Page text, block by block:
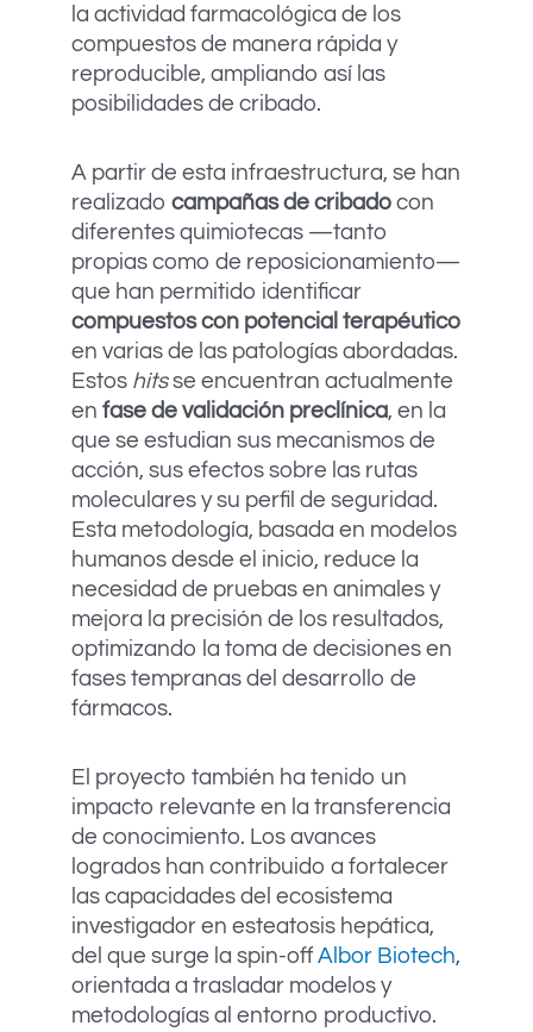
la actividad farmacológica de los
compuestos de manera rápida y
reproducible, ampliando así las
posibilidades de cribado.
A partir de esta infraestructura, se han
realizado campañas de cribado con
diferentes quimiotecas —tanto
propias como de reposicionamiento—
que han permitido identificar
compuestos con potencial terapéutico
en varias de las patologías abordadas.
Estos hitsse encuentran actualmente
en fase de validación preclínica, en la
que se estudian sus mecanismos de
acción, sus efectos sobre las rutas
moleculares y su perfil de seguridad.
Esta metodología, basada en modelos
humanos desde el inicio, reduce la
necesidad de pruebas en animales y
mejora la precisión de los resultados,
optimizando la toma de decisiones en
fases tempranas del desarrollo de
fármacos.
El proyecto también ha tenido un
impacto relevante en la transferencia
de conocimiento. Los avances
logrados han contribuido a fortalecer
las capacidades del ecosistema
investigador en esteatosis hepática,
del que surge la spin-offAlbor Biotech,
orientada a trasladar modelos y
metodologías al entorno productivo.